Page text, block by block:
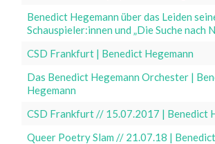
Benedict Hegemann über das Leiden
Schauspieler:innen und „Die Suche nach
CSD Frankfurt | Benedict Hegemann
Das Benedict Hegemann Orchester |
Hegemann
CSD Frankfurt // 15.07.2017 | Benedict
Queer Poetry Slam // 21.07.18 |